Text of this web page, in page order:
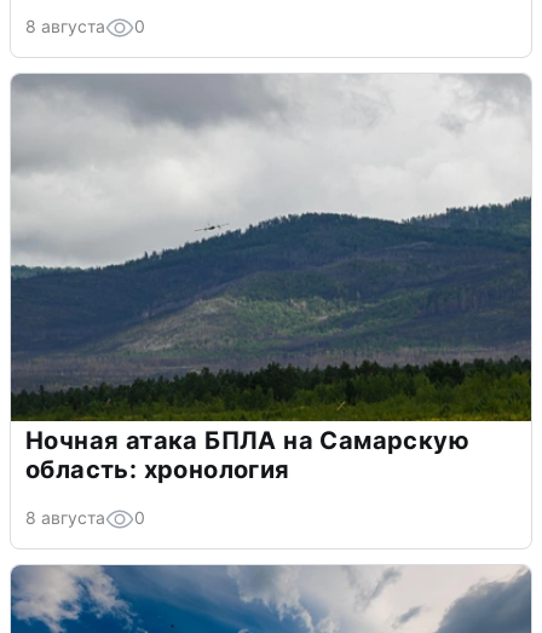
8 августа 0
Ночная атака БПЛА на Самарскую
область: хронология
8 августа 0